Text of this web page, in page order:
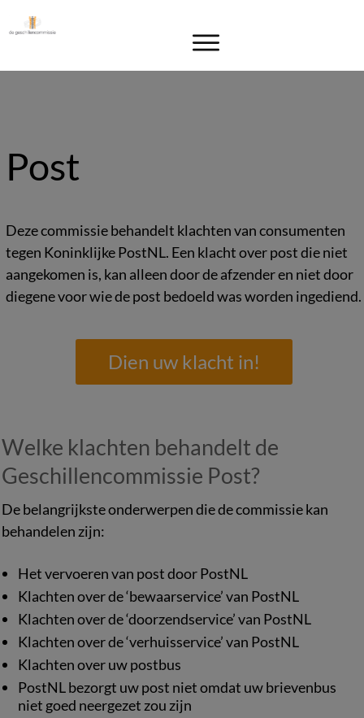
Post
Deze commissie behandelt klachten van consumenten
tegen Koninklijke PostNL. Een klacht over post die niet
aangekomen is, kan alleen door de afzender en niet door
diegene voor wie de post bedoeld was worden ingediend.
Dien uw klacht in!
Welke klachten behandelt de
Geschillencommissie Post?
De belangrijkste onderwerpen die de commissie kan
behandelen zijn:
Het vervoeren van post door PostNL
Klachten over de ‘bewaarservice’ van PostNL
Klachten over de ‘doorzendservice’ van PostNL
Klachten over de ‘verhuisservice’ van PostNL
Klachten over uw postbus
PostNL bezorgt uw post niet omdat uw brievenbus
niet goed neergezet zou zijn